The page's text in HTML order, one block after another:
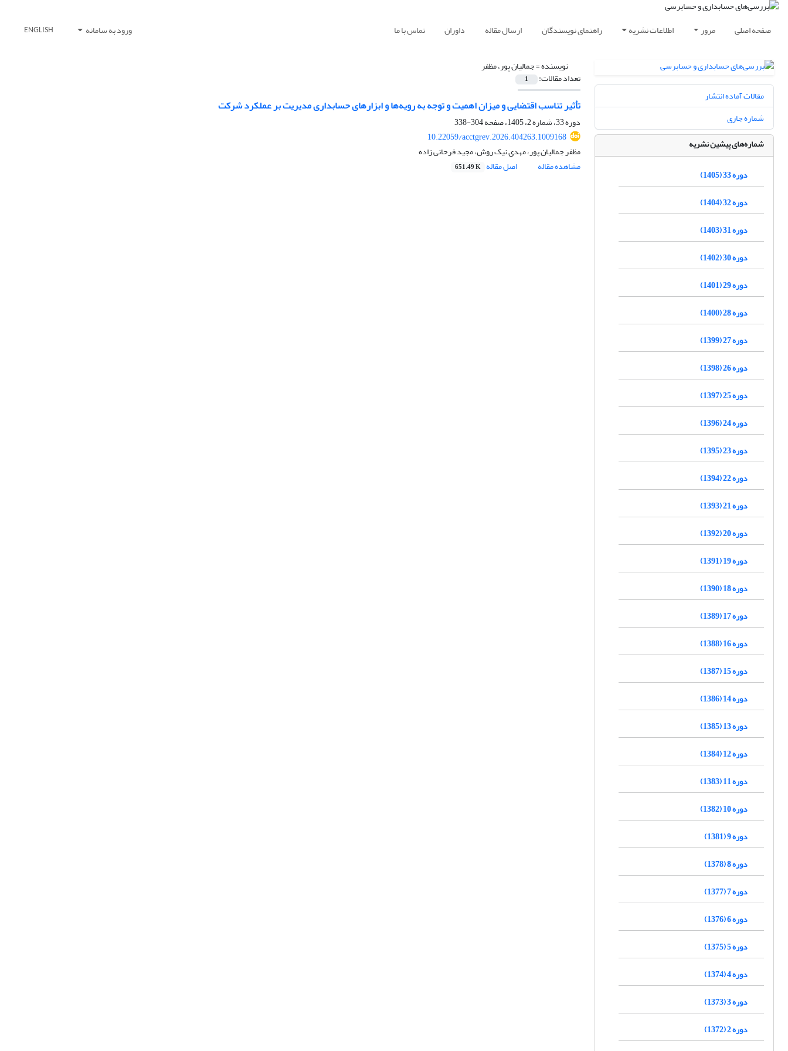
صفحه اصلی مرور اطلاعات نشریه راهنمای نویسندگان ارسال مقاله داوران تماس با ما ورود به سامانه ENGLISH
نویسنده =جمالیان پور، مظفر
تعداد مقالات: 1
تأثیر تناسب اقتضایی و میزان اهمیت و توجه به رویه‌ها و ابزارهای حسابداری مدیریت بر عملکرد شرکت
دوره 33، شماره 2، 1405، صفحه
304-338
10.22059/acctgrev.2026.404263.1009168
مظفر جمالیان پور، مهدی نیک روش، مجید فرحانی زاده
مشاهده مقاله
اصل مقاله 651.49 K
مقالات آماده انتشار
شماره جاری
شماره‌های پیشین نشریه
دوره 33 (1405)
دوره 32 (1404)
دوره 31 (1403)
دوره 30 (1402)
دوره 29 (1401)
دوره 28 (1400)
دوره 27 (1399)
دوره 26 (1398)
دوره 25 (1397)
دوره 24 (1396)
دوره 23 (1395)
دوره 22 (1394)
دوره 21 (1393)
دوره 20 (1392)
دوره 19 (1391)
دوره 18 (1390)
دوره 17 (1389)
دوره 16 (1388)
دوره 15 (1387)
دوره 14 (1386)
دوره 13 (1385)
دوره 12 (1384)
دوره 11 (1383)
دوره 10 (1382)
دوره 9 (1381)
دوره 8 (1378)
دوره 7 (1377)
دوره 6 (1376)
دوره 5 (1375)
دوره 4 (1374)
دوره 3 (1373)
دوره 2 (1372)